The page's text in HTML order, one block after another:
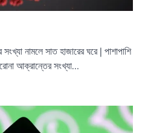
নামলে সাত হাজারের ঘরে | পাশাপাশি
আক্রান্তের সংখ্যা…